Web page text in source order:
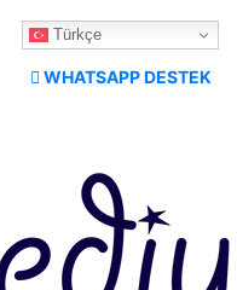
Türkçe
WHATSAPP DESTEK